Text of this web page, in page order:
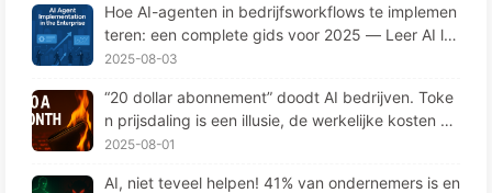
m leren AI169
Hoe AI-agenten in bedrijfsworkflows te implemen
teren: een complete gids voor 2025 — Leer AI la
ngzaamaan 166
2025-08-03
“20 dollar abonnement” doodt AI bedrijven. Toke
n prijsdaling is een illusie, de werkelijke kosten va
n AI zijn jouw hebzucht — Leer langzaam AI164
2025-08-01
AI, niet teveel helpen! 41% van ondernemers is en